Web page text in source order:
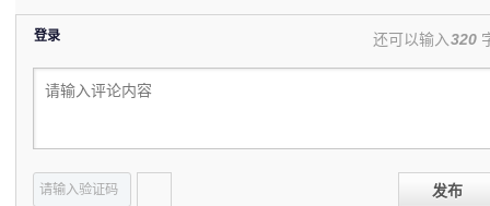
登录 还可以输入320
发布